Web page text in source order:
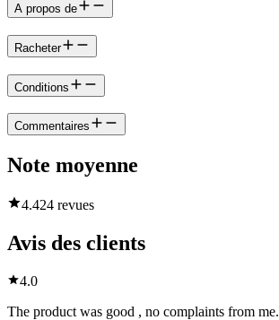
A propos de
Racheter
Conditions
Commentaires
Note moyenne
4.424 revues
Avis des clients
4.0
The product was good , no complaints from me.